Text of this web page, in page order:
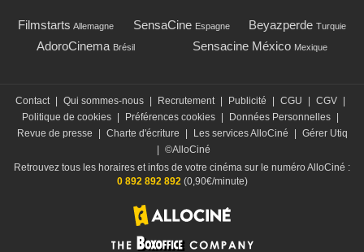
Filmstarts Allemagne SensaCine Espagne Beyazperde Turquie
AdoroCinema Brésil Sensacine México Mexique
Contact Qui sommes-nous Recrutement Publicité CGU CGV
Politique de cookies
Préférences cookies Données Personnelles
Revue de presse
Charte d'écriture Les services AlloCiné
Gérer Utiq
©AlloCiné
Retrouvez tous les horaires et infos de votre cinéma sur le numéro AlloCiné :
0 892 892 892(0,90€/minute)